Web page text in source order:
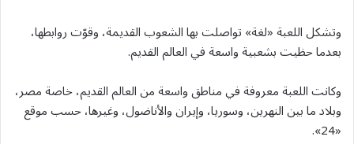
وتشكل اللعبة «لغة» تواصلت بها الشعوب القديمة، وقوّت روابطها،
بعدما حظيت بشعبية واسعة في العالم القديم.
وكانت اللعبة معروفة في مناطق واسعة من العالم القديم، خاصة مصر،
وبلاد ما بين النهرين، وسوريا، وإيران والأناضول، وغيرها، حسب موقع
«24».